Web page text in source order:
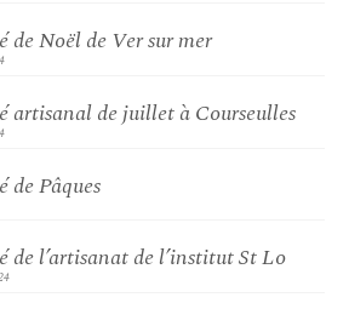
de Noël de Ver sur mer
artisanal de juillet à Courseulles
de Pâques
de l’artisanat de l’institut St Lo